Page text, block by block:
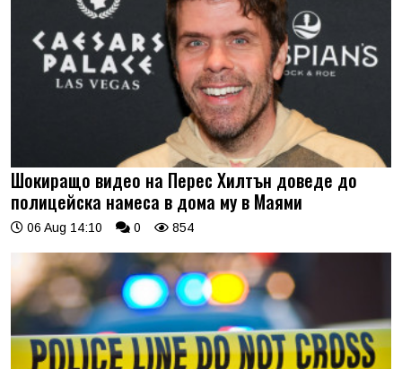
Шокиращо видео на Перес Хилтън доведе до
полицейска намеса в дома му в Маями
06 Aug 14:10 0 854